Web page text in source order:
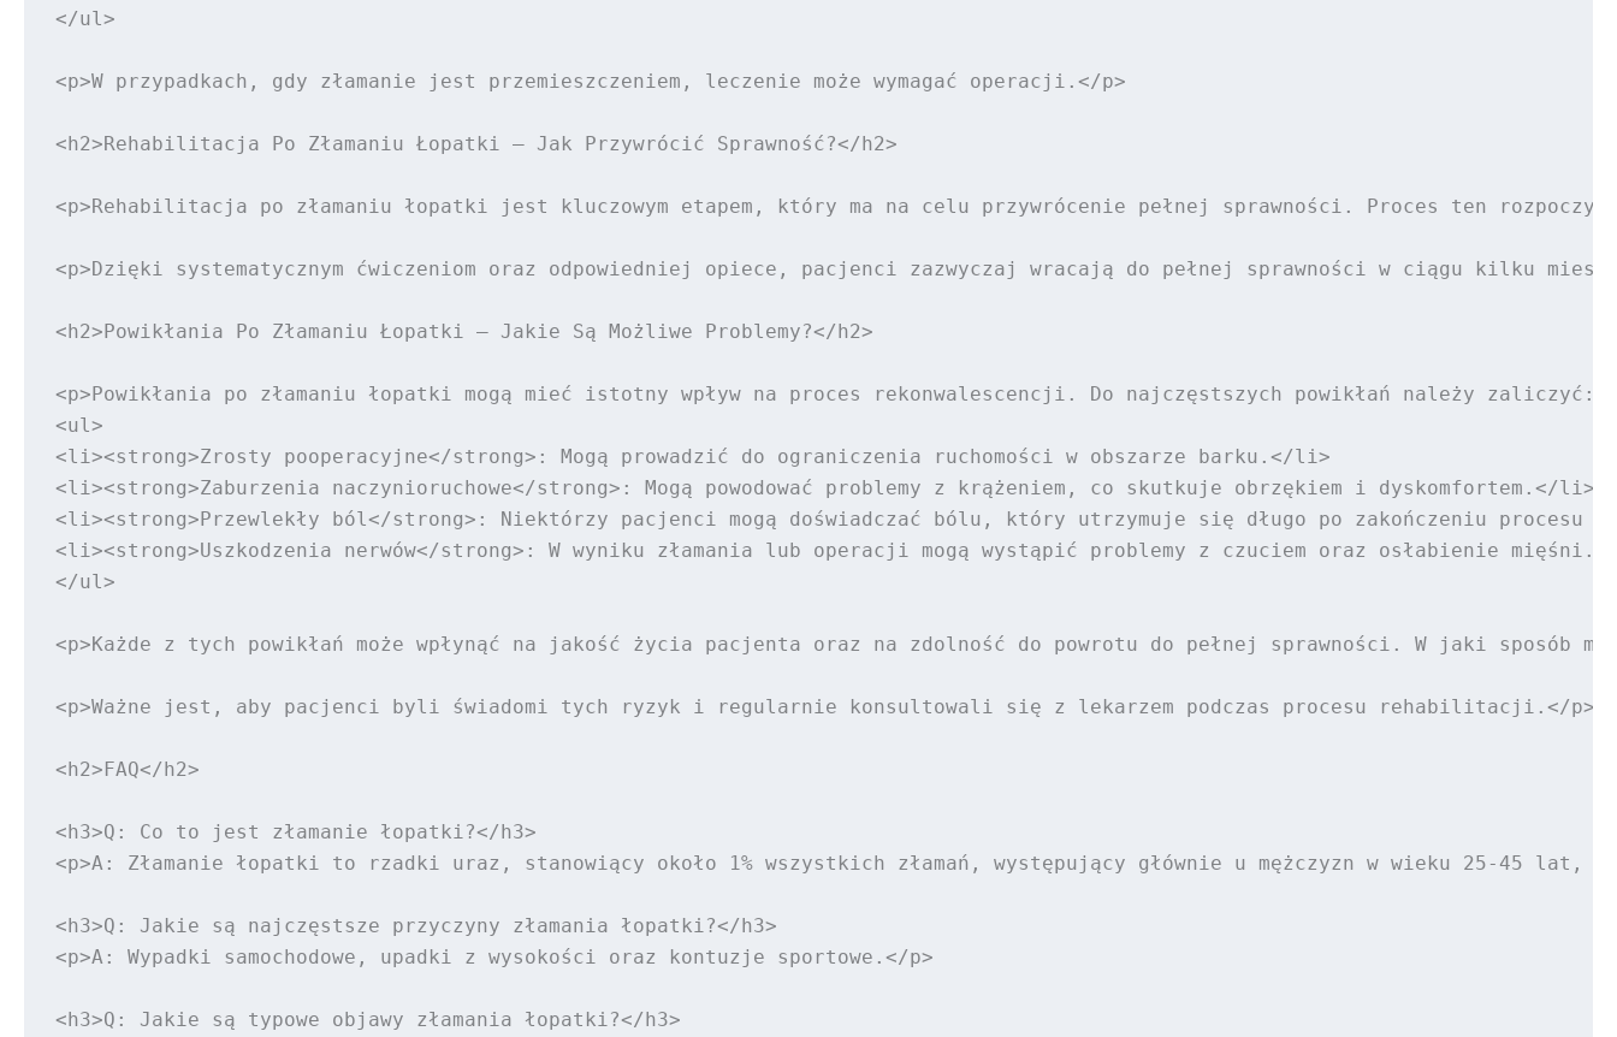
</ul>
<p>W przypadkach, gdy złamanie jest przemieszczeniem, leczenie może wymagać operacji.</p>
<h2>Rehabilitacja Po Złamaniu Łopatki – Jak Przywrócić Sprawność?</h2>
<p>Rehabilitacja po złamaniu łopatki jest kluczowym etapem, który ma na celu przywrócenie pełnej sprawności. Proces ten
<p>Dzięki systematycznym ćwiczeniom oraz odpowiedniej opiece, pacjenci zazwyczaj wracają do pełnej sprawności w ciągu kilku
<h2>Powikłania Po Złamaniu Łopatki – Jakie Są Możliwe Problemy?</h2>
<p>Powikłania po złamaniu łopatki mogą mieć istotny wpływ na proces rekonwalescencji. Do najczęstszych powikłań należy
<ul>
<li><strong>Zrosty pooperacyjne</strong>: Mogą prowadzić do ograniczenia ruchomości w obszarze barku.</li>
<li><strong>Zaburzenia naczynioruchowe</strong>: Mogą powodować problemy z krążeniem, co skutkuje obrzękiem i dyskomfortem.</li>
<li><strong>Przewlekły ból</strong>: Niektórzy pacjenci mogą doświadczać bólu, który utrzymuje się długo po zakończeniu procesu
<li><strong>Uszkodzenia nerwów</strong>: W wyniku złamania lub operacji mogą wystąpić problemy z czuciem oraz osłabienie
</ul>
<p>Każde z tych powikłań może wpłynąć na jakość życia pacjenta oraz na zdolność do powrotu do pełnej sprawności. W jaki sposób
<p>Ważne jest, aby pacjenci byli świadomi tych ryzyk i regularnie konsultowali się z lekarzem podczas procesu rehabilitacji.</p>
<h2>FAQ</h2>
<h3>Q: Co to jest złamanie łopatki?</h3>
<p>A: Złamanie łopatki to rzadki uraz, stanowiący około 1% wszystkich złamań, występujący głównie u mężczyzn w wieku 25-45 lat,
<h3>Q: Jakie są najczęstsze przyczyny złamania łopatki?</h3>
<p>A: Wypadki samochodowe, upadki z wysokości oraz kontuzje sportowe.</p>
<h3>Q: Jakie są typowe objawy złamania łopatki?</h3>